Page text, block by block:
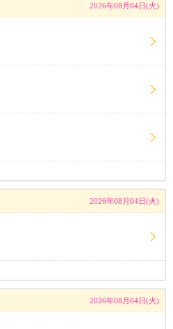
2026年08月04日(火)
2026年08月04日(火)
2026年08月04日(火)